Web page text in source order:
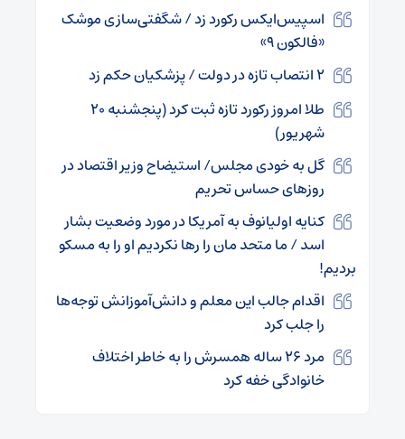
اسپیس‌ایکس رکورد زد / شگفتی‌سازی موشک
«فالکون ۹»
۲ انتصاب تازه در دولت / پزشکیان حکم زد
طلا امروز رکورد تازه ثبت کرد (پنجشنبه ۲۰
شهریور)
گل به خودی مجلس/ استیضاح وزیر اقتصاد در
روزهای حساس تحریم
کنایه اولیانوف به آمریکا در مورد وضعیت بشار
اسد / ما متحد مان را رها نکردیم او را به مسکو
بردیم!
اقدام جالب این معلم و دانش‌آموزانش توجه‌ها
را جلب کرد
مرد ۲۶ ساله همسرش را به خاطر اختلاف
خانوادگی خفه کرد